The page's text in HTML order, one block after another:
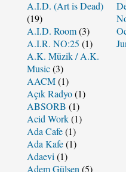
A.I.D. (Art is Dead)
(19)
A.I.D. Room(3)
A.I.R. NO:25 (1)
A.K. Müzik / A.K.
Music(3)
AACM(1)
Açık Radyo(1)
ABSORB (1)
Acid Work(1)
Ada Cafe(1)
Ada Kafe(1)
Adaevi (1)
Adem Gülşen (5)